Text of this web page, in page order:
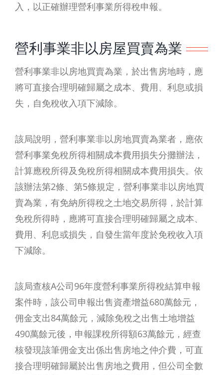
入，以正確辦理營利事業所得稅申報。
營利事業非以房屋買賣為業
營利事業非以房地買賣為業，於出售房地時，應
將可直接合理明確歸屬之成本、費用、利息或損
失，自免稅收入項下減除。
該局說明，營利事業非以房地買賣為業者，應依
營利事業免稅所得相關成本費用損失分攤辦法，
計算應稅所得及免稅所得相關成本費用損失。依
該辦法第2條、第5條規定，營利事業非以房地買
賣為業，有免納所得稅之土地交易所得，於計算
免稅所得時，應將可直接合理明確歸屬之成本、
費用、利息或損失，自發生當年度於免稅收入項
下減除。
該局查核A公司96年度營利事業所得稅結算申報
案件時，該公司申報出售資產增益680萬餘元，
佣金支出84萬餘元，減除免稅之出售土地增益
490萬餘元後，申報課稅所得額63萬餘元，經查
核發現該筆佣金支出係出售房地之仲介費，可直
接合理明確歸屬於出售房地之費用，但公司全數